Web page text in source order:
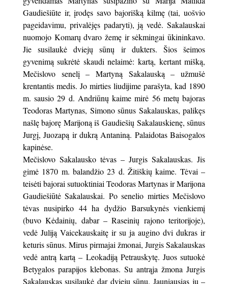
Gaudiešiūte ir, įrodęs savo bajorišką kilmę (tai, uošvio
pageidavimu, privalėjęs padaryti), ją vedė. Sakalauskai
nuomojo Komarų dvaro žemę ir sėkmingai ūkininkavo.
Jie susilaukė dviejų sūnų ir dukters. Šios šeimos
gyvenimą sukrėtė skaudi nelaimė: kartą, kertant mišką,
Mečislovo senelį – Martyną Sakalauską – užmušė
krentantis medis. Jo mirties liudijime parašyta, kad 1890
m. sausio 29 d. Andriūnų kaime mirė 56 metų bajoras
Teodoras Martynas, Simono sūnus Sakalauskas, palikęs
našlę bajorę Marijoną iš Gaudiešių Sakalauskienę, sūnus
Jurgį, Juozapą ir dukrą Antaniną. Palaidotas Baisogalos
kapinėse.
Mečislovo Sakalausko tėvas – Jurgis Sakalauskas. Jis
gimė 1870 m. balandžio 23 d. Žitiškių kaime. Tėvai –
teisėti bajorai sutuoktiniai Teodoras Martynas ir Marijona
Gaudiešiūtė Sakalauskai. Po senelio mirties Mečislovo
tėvas nusipirko 44 ha dydžio Barsukynės vienkiemį
(buvo Kėdainių, dabar – Raseinių rajono teritorijoje),
vedė Juliją Vaicekauskaitę ir su ja augino dvi dukras ir
keturis sūnus. Mirus pirmajai žmonai, Jurgis Sakalauskas
vedė antrą kartą – Leokadiją Petrauskytę. Juos sutuokė
Betygalos parapijos klebonas. Su antrąja žmona Jurgis
Sakalauskas susilaukė dar dviejų sūnų. Jauniausias jų –